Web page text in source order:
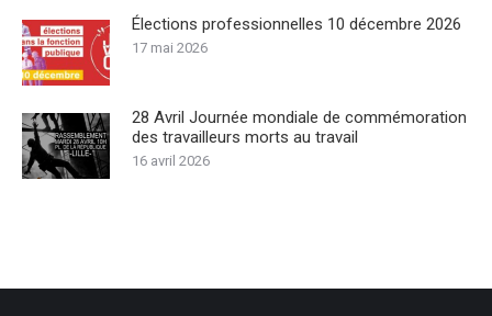
Élections professionnelles 10 décembre 2026
17 mai 2026
28 Avril Journée mondiale de commémoration
des travailleurs morts au travail
16 avril 2026